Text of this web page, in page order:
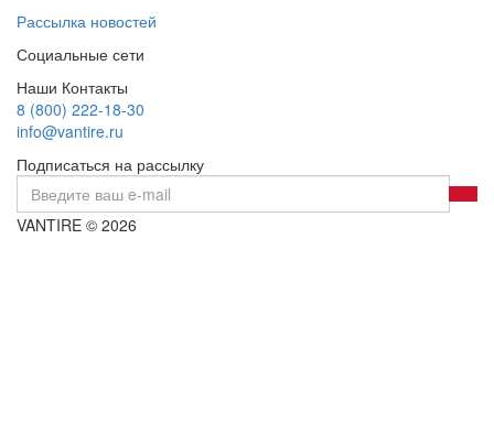
Рассылка новостей
Социальные сети
Наши Контакты
8 (800) 222-18-30
info@vantire.ru
Подписаться на рассылку
VANTIRE © 2026